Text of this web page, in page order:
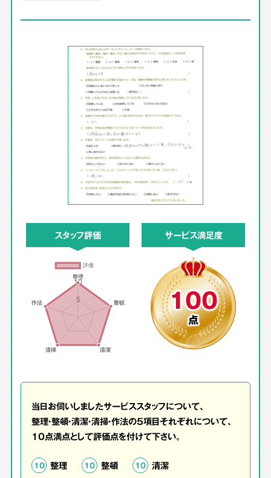
スタッフ評価 サービス満足度
100
点
当日お伺いしましたサービススタッフについて、
整理・整頓・清潔・清掃・作法の5項目それぞれについて、
10点満点として評価点を付けて下さい。
10 整理 10 整頓 10 清潔